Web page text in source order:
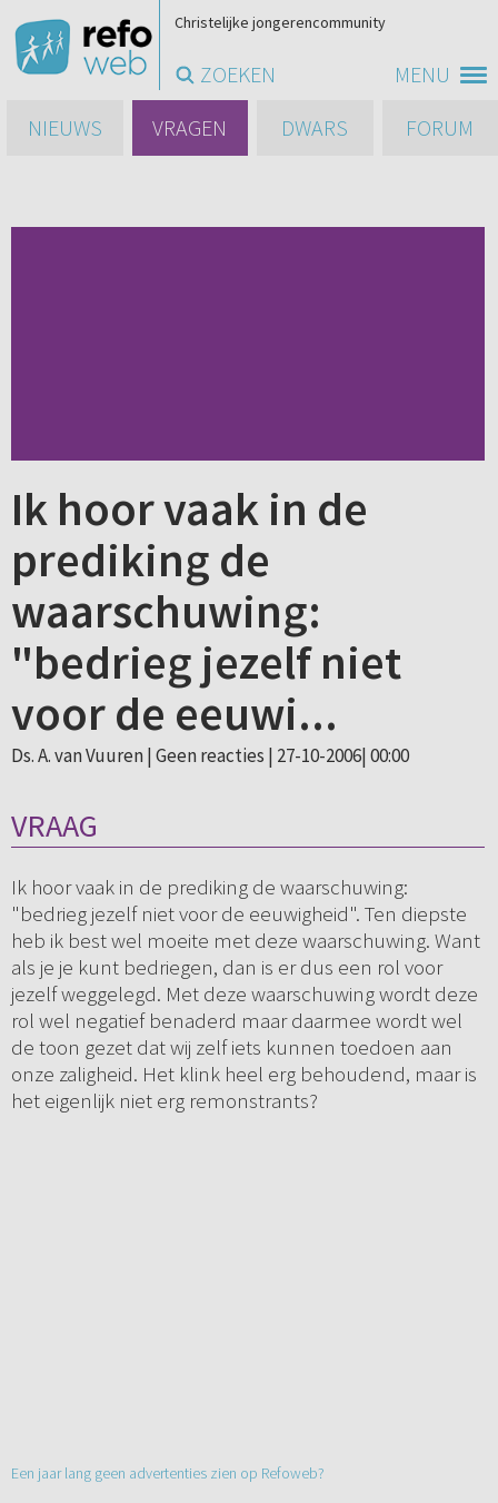
MENU
Christelijke jongerencommunity
ZOEKEN
NIEUWS
VRAGEN DWARS FORUM
Ik hoor vaak in de
prediking de
waarschuwing:
"bedrieg jezelf niet
voor de eeuwi...
Ds. A. van Vuuren | Geen reacties | 27-10-2006| 00:00
VRAAG
Ik hoor vaak in de prediking de waarschuwing:
"bedrieg jezelf niet voor de eeuwigheid". Ten diepste
heb ik best wel moeite met deze waarschuwing. Want
als je je kunt bedriegen, dan is er dus een rol voor
jezelf weggelegd. Met deze waarschuwing wordt deze
rol wel negatief benaderd maar daarmee wordt wel
de toon gezet dat wij zelf iets kunnen toedoen aan
onze zaligheid. Het klink heel erg behoudend, maar is
het eigenlijk niet erg remonstrants?
Een jaar lang geen advertenties zien op Refoweb?